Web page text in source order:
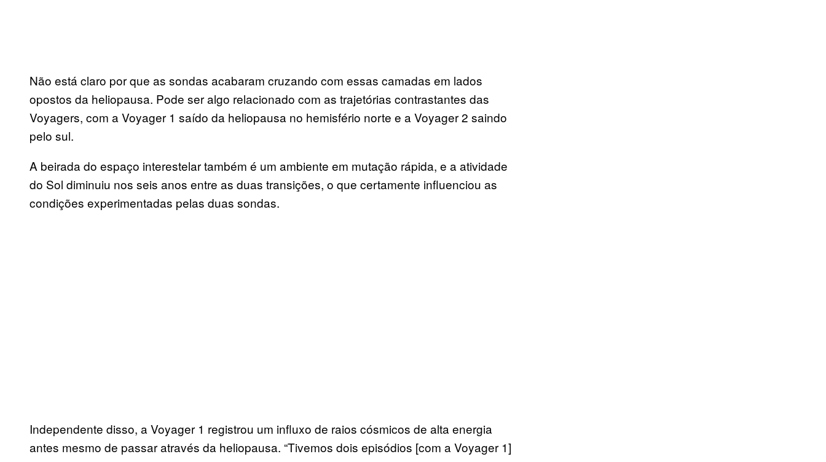
Não está claro por que as sondas acabaram cruzando com essas camadas em lados
opostos da heliopausa. Pode ser algo relacionado com as trajetórias contrastantes das
Voyagers, com a Voyager 1 saído da heliopausa no hemisfério norte e a Voyager 2 saindo
pelo sul.
A beirada do espaço interestelar também é um ambiente em mutação rápida, e a atividade
do Sol diminuiu nos seis anos entre as duas transições, o que certamente influenciou as
condições experimentadas pelas duas sondas.
Independente disso, a Voyager 1 registrou um influxo de raios cósmicos de alta energia
antes mesmo de passar através da heliopausa. “Tivemos dois episódios [com a Voyager 1]